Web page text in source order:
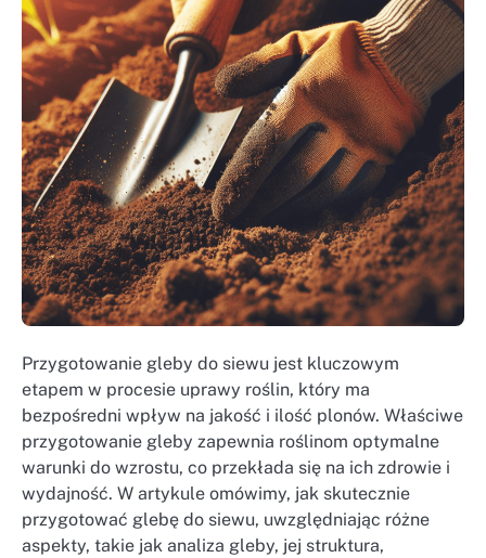
Przygotowanie gleby do siewu jest kluczowym
etapem w procesie uprawy roślin, który ma
bezpośredni wpływ na jakość i ilość plonów. Właściwe
przygotowanie gleby zapewnia roślinom optymalne
warunki do wzrostu, co przekłada się na ich zdrowie i
wydajność. W artykule omówimy, jak skutecznie
przygotować glebę do siewu, uwzględniając różne
aspekty, takie jak analiza gleby, jej struktura,